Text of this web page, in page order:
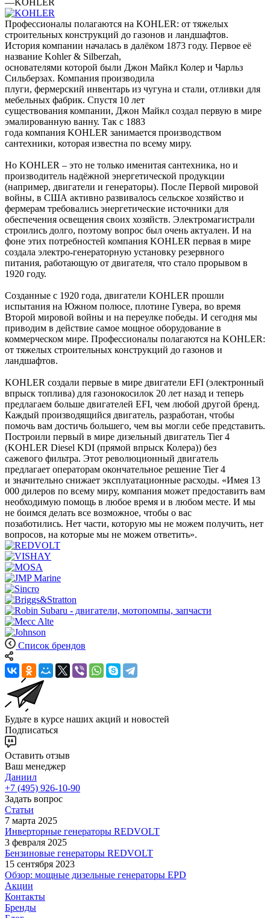
Профессионалы полагаются на KOHLER: от тяжелых
строительных конструкций до газонов и ландшафтов.
История компании началась в далёком 1873 году. Первое её
название Kohler & Silberzah,
основателями которой были Джон Майкл Колер и Чарльз
Сильберзах. Компания производила
плуги, фермерский инвентарь из чугуна и стали, отливки для
мебельных фабрик. Спустя 10 лет
существования компании, Джон Майкл создал первую в мире
эмалированную ванну. Так с 1883
года компания KOHLER занимается производством
сантехники, которая известна по всему миру.
Но KOHLER – это не только именитая сантехника, но и
производитель надёжной энергетической продукции
(например, двигатели и генераторы). После Первой мировой
войны, в США активно развивалось сельское хозяйство и
фермерам требовались энергетические источники для
обеспечения освещения своих хозяйств. Электромагистрали
строились долго, поэтому вопрос был очень актуален. И на
фоне этих потребностей компания KOHLER первая в мире
создала электро-генераторную установку резервного
питания, работающую от двигателя, что стало прорывом в
1920 году.
Созданные с 1920 года, двигатели KOHLER прошли
испытания на Южном полюсе, плотине Гувера, во время
Второй мировой войны и на переулке победы. И сегодня мы
приводим в действие самое мощное оборудование в
коммерческом мире. Профессионалы полагаются на KOHLER:
от тяжелых строительных конструкций до газонов и
ландшафтов.
KOHLER создали первые в мире двигатели EFI (электронный
впрыск топлива) для газонокосилок 20 лет назад и теперь
предлагаем больше двигателей EFI, чем любой другой бренд.
Каждый производящийся двигатель, разработан, чтобы
помочь вам достичь большего, чем вы могли себе представить.
Построили первый в мире дизельный двигатель Tier 4
(KOHLER Diesel KDI (прямой впрыск Колера)) без
сажевого фильтра. Этот революционный двигатель
предлагает операторам окончательное решение Tier 4
и значительно снижает эксплуатационные расходы. «Имея 13
000 дилеров по всему миру, компания может предоставить вам
необходимую помощь в любое время и в любом месте. И мы
не боимся делать все возможное, чтобы о вас
позаботились. Нет части, которую мы не можем получить, нет
вопросов, на которые мы не можем ответить».
Список брендов
Будьте в курсе наших акций и новостей
Подписаться
Оставить отзыв
Ваш менеджер
Даниил
+7 (495) 926-10-90
Задать вопрос
Статьи
7 марта 2025
Инверторные генераторы REDVOLT
3 февраля 2025
Бензиновые генераторы REDVOLT
15 сентября 2023
Обзор: мощные дизельные генераторы EPD
Акции
Контакты
Бренды